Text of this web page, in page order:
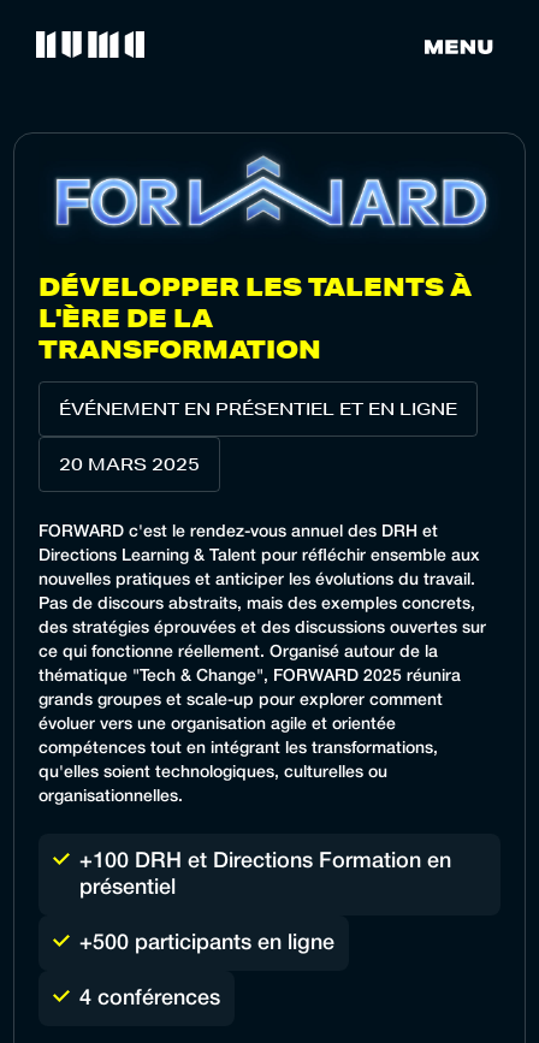
DÉVELOPPER LES TALENTS À
L'ÈRE DE LA
TRANSFORMATION
ÉVÉNEMENT EN PRÉSENTIEL ET EN LIGNE
20 MARS 2025
FORWARD c'est le rendez-vous annuel des DRH et
Directions Learning & Talent pour réfléchir ensemble aux
nouvelles pratiques et anticiper les évolutions du travail.
Pas de discours abstraits, mais des exemples concrets,
des stratégies éprouvées et des discussions ouvertes sur
ce qui fonctionne réellement. Organisé autour de la
thématique "Tech & Change", FORWARD 2025 réunira
grands groupes et scale-up pour explorer comment
évoluer vers une organisation agile et orientée
compétences tout en intégrant les transformations,
qu'elles soient technologiques, culturelles ou
organisationnelles.
+100 DRH et Directions Formation en
présentiel
+500 participants en ligne
4 conférences